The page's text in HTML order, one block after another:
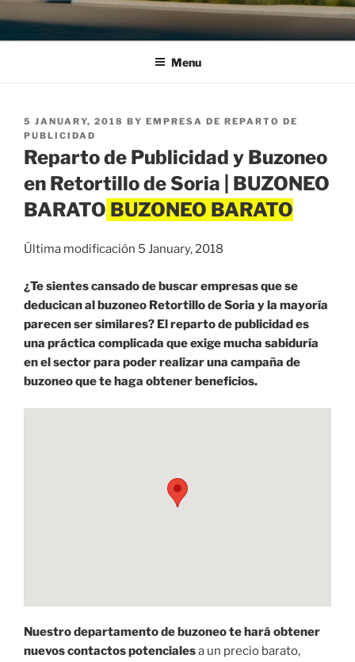
Menu
POSTED
ON
5 JANUARY, 2018 BY EMPRESA DE REPARTO DE
PUBLICIDAD
Reparto de Publicidad y Buzoneo
en Retortillo de Soria | BUZONEO
BARATO
Última modificación 5 January, 2018
¿Te sientes cansado de buscar empresas que se
deducican al buzoneo Retortillo de Soria y la mayoría
parecen ser similares? El reparto de publicidad es
una práctica complicada que exige mucha sabiduría
en el sector para poder realizar una campaña de
buzoneo que te haga obtener beneficios.
Nuestro departamento de buzoneo te hará obtener
nuevos contactos potencialesa un precio barato,